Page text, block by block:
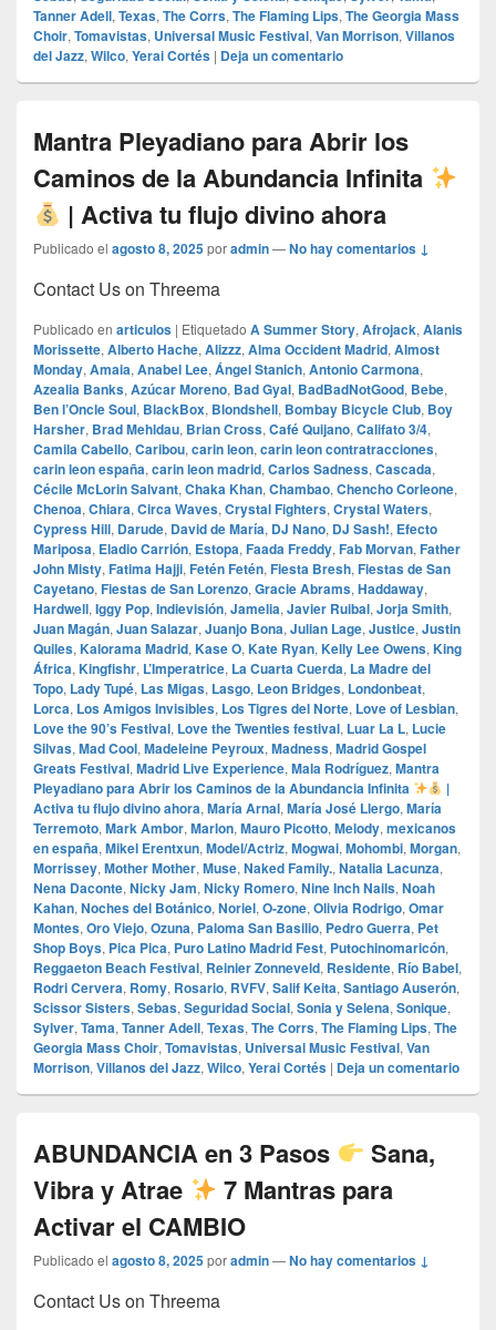
Tanner Adell, Texas, The Corrs, The Flaming Lips, The Georgia Mass
Choir, Tomavistas, Universal Music Festival, Van Morrison, Villanos
del Jazz, Wilco, Yerai Cortés | Deja un comentario
Mantra Pleyadiano para Abrir los
Caminos de la Abundancia Infinita
| Activa tu flujo divino ahora
Publicado el agosto 8, 2025poradmin—No hay comentarios ↓
Contact Us on Threema
Publicado en articulos | Etiquetado A Summer Story, Afrojack, Alanis
Morissette, Alberto Hache, Alizzz, Alma Occident Madrid, Almost
Monday, Amaia, Anabel Lee, Ángel Stanich, Antonio Carmona,
Azealia Banks, Azúcar Moreno, Bad Gyal, BadBadNotGood, Bebe,
Ben l’Oncle Soul, BlackBox, Blondshell, Bombay Bicycle Club, Boy
Harsher, Brad Mehldau, Brian Cross, Café Quijano, Califato 3/4,
Camila Cabello, Caribou, carin leon, carin leon contratracciones,
carin leon españa, carin leon madrid, Carlos Sadness, Cascada,
Cécile McLorin Salvant, Chaka Khan, Chambao, Chencho Corleone,
Chenoa, Chiara, Circa Waves, Crystal Fighters, Crystal Waters,
Cypress Hill, Darude, David de María, DJ Nano, DJ Sash!, Efecto
Mariposa, Eladio Carrión, Estopa, Faada Freddy, Fab Morvan, Father
John Misty, Fatima Hajji, Fetén Fetén, Fiesta Bresh, Fiestas de San
Cayetano, Fiestas de San Lorenzo, Gracie Abrams, Haddaway,
Hardwell, Iggy Pop, Indievisión, Jamelia, Javier Ruibal, Jorja Smith,
Juan Magán, Juan Salazar, Juanjo Bona, Julian Lage, Justice, Justin
Quiles, Kalorama Madrid, Kase O, Kate Ryan, Kelly Lee Owens, King
África, Kingfishr, L’Imperatrice, La Cuarta Cuerda, La Madre del
Topo, Lady Tupé, Las Migas, Lasgo, Leon Bridges, Londonbeat,
Lorca, Los Amigos Invisibles, Los Tigres del Norte, Love of Lesbian,
Love the 90’s Festival, Love the Twenties festival, Luar La L, Lucie
Silvas, Mad Cool, Madeleine Peyroux, Madness, Madrid Gospel
Greats Festival, Madrid Live Experience, Mala Rodríguez, Mantra
Pleyadiano para Abrir los Caminos de la Abundancia Infinita
|
Activa tu flujo divino ahora, María Arnal, María José Llergo, María
Terremoto, Mark Ambor, Marlon, Mauro Picotto, Melody, mexicanos
en españa, Mikel Erentxun, Model/Actriz, Mogwai, Mohombi, Morgan,
Morrissey, Mother Mother, Muse, Naked Family., Natalia Lacunza,
Nena Daconte, Nicky Jam, Nicky Romero, Nine Inch Nails, Noah
Kahan, Noches del Botánico, Noriel, O‑zone, Olivia Rodrigo, Omar
Montes, Oro Viejo, Ozuna, Paloma San Basilio, Pedro Guerra, Pet
Shop Boys, Pica Pica, Puro Latino Madrid Fest, Putochinomaricón,
Reggaeton Beach Festival, Reinier Zonneveld, Residente, Río Babel,
Rodri Cervera, Romy, Rosario, RVFV, Salif Keita, Santiago Auserón,
Scissor Sisters, Sebas, Seguridad Social, Sonia y Selena, Sonique,
Sylver, Tama, Tanner Adell, Texas, The Corrs, The Flaming Lips, The
Georgia Mass Choir, Tomavistas, Universal Music Festival, Van
Morrison, Villanos del Jazz, Wilco, Yerai Cortés | Deja un comentario
ABUNDANCIA en 3 Pasos
Sana,
Vibra y Atrae
7 Mantras para
Activar el CAMBIO
Publicado el agosto 8, 2025poradmin—No hay comentarios ↓
Contact Us on Threema